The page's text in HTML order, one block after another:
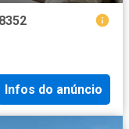
Infos do anúncio